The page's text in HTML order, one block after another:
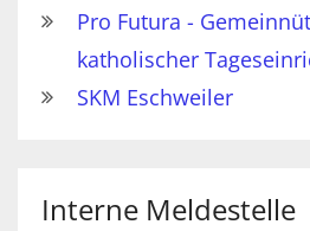
Pro Futura -
katholischer
SKM Eschweiler
Interne Meldestelle